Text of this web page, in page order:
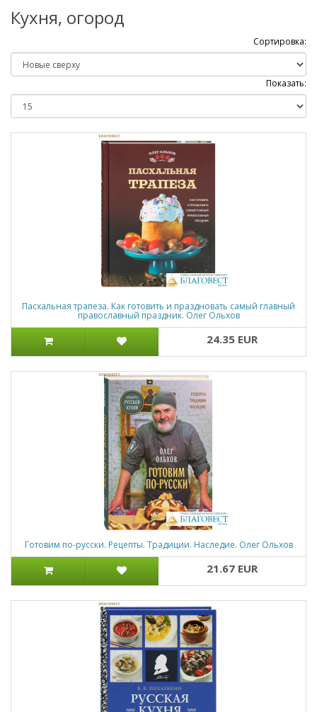
Кухня, огород
Сортировка:
Показать:
Пасхальная трапеза. Как готовить и праздновать самый главный
православный праздник. Олег Ольхов
24.35 EUR
Готовим по-русски. Рецепты. Традиции. Наследие. Олег Ольхов
21.67 EUR